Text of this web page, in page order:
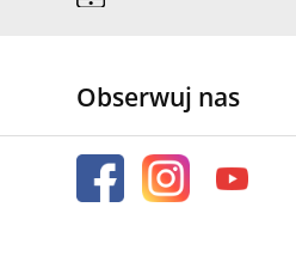
Obserwuj nas